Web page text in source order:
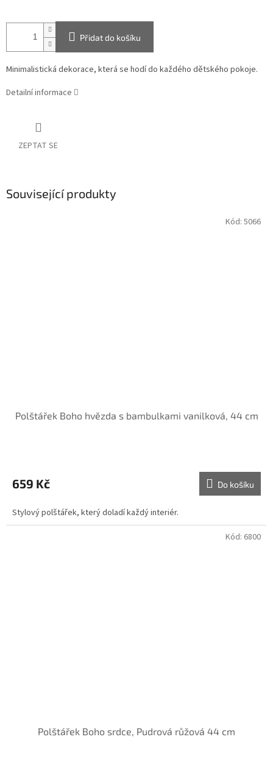
Přidat do košíku
Minimalistická dekorace, která se hodí do každého dětského pokoje.
Detailní informace
ZEPTAT SE
Související produkty
Polštářek Boho hvězda s bambulkami vanilková, 44 cm
659 Kč Do košíku
Stylový polštářek, který doladí každý interiér.
Kód: 5066
Polštářek Boho srdce, Pudrová růžová 44 cm
Kód: 6800